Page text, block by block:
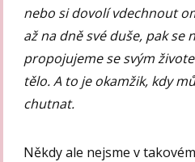
nebo si dovolí vdechnout
až na dně své duše, pak se
propojujeme se svým
tělo. A to je okamžik, kdy
chutnat.
Někdy ale nejsme v